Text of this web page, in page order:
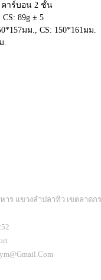
คาร์บอน 2 ชั้น
89g ± 5
มม., CS: 150*161มม.
.
าร แขวงลำปลาทิว เขตลาดก